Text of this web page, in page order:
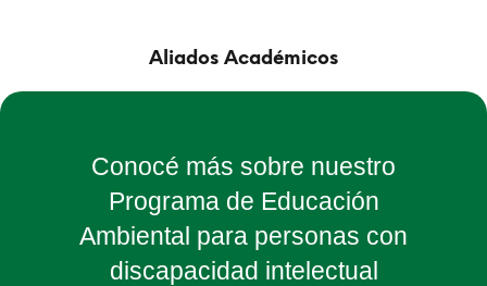
Aliados Académicos
Conocé más sobre nuestro
Programa de Educación
Ambiental para personas con
discapacidad intelectual